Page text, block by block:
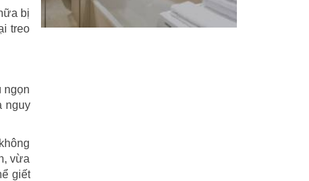
bị
treo
ngọn
nguy
vừa
giết
Phi Hồ ngoại truyện